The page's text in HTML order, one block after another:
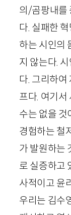
의/곰팡내를
다. 실패한
하는 시인의
지 않는다.
다. 그리하여
프다. 여기서
수는 없을 것
경험하는 철
가 발원하는
로 실증하고
사적이고 윤
우리는 김수